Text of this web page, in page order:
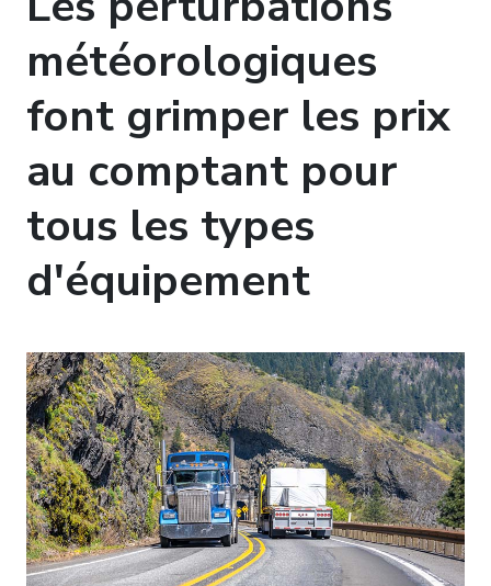
météorologiques
font grimper les prix
au comptant pour
tous les types
d'équipement